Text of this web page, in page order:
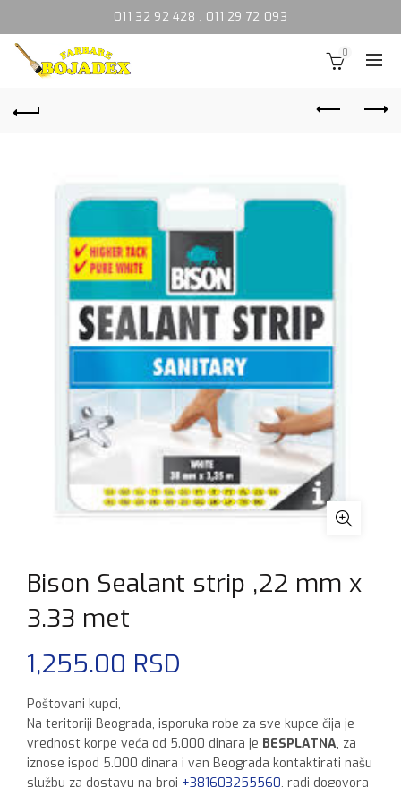
011 32 92 428 , 011 29 72 093
0
Bison Sealant strip ,22 mm x
3.33 met
1,255.00 RSD
Poštovani kupci,
Na teritoriji Beograda, isporuka robe za sve kupce čija je
vrednost korpe veća od 5.000 dinara je BESPLATNA, za
iznose ispod 5.000 dinara i van Beograda kontaktirati našu
službu za dostavu na broj +381603255560, radi dogovora